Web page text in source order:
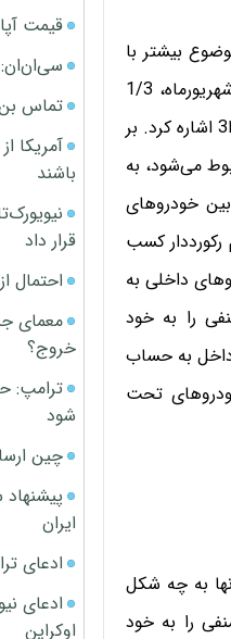
که این موضوع بیشتر با
عیوب پراید X131 در ارتباط است. در نهايت ميانگين نمره منفي خودروهاي سواري تولید داخل در شهریورماه، 1/3
درصد در مقایسه با ماه قبل بهبود داشته که از جمله دلايل آن می‌توان به تولید مجدد خودرو نیو مزدا3 اشاره کرد. بر
می‌شود، به
خودروهای
تیانا است که در تزئینات داخلی و خارجی نمره منفی ندارد و پژو 405 هم رکورددار کسب
داخلی به
را به خود
داخل به حساب
تحت
به چه شکل
در این رده بندی نیز اول شده و تنها 6/2 نمره منفی را به خود
قیمت آپارتمان
تماس
آمریکا
باشند
قرار داد
احتمال
معمای
خروج؟
ترامپ:
شود
چین
ایران
ادعای
ادعای
اوکراین